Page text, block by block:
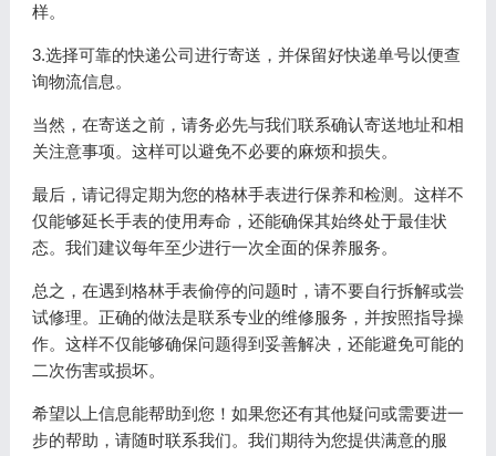
样。
3.选择可靠的快递公司进行寄送，并保留好快递单号以便查
询物流信息。
当然，在寄送之前，请务必先与我们联系确认寄送地址和相
关注意事项。这样可以避免不必要的麻烦和损失。
最后，请记得定期为您的格林手表进行保养和检测。这样不
仅能够延长手表的使用寿命，还能确保其始终处于最佳状
态。我们建议每年至少进行一次全面的保养服务。
总之，在遇到格林手表偷停的问题时，请不要自行拆解或尝
试修理。正确的做法是联系专业的维修服务，并按照指导操
作。这样不仅能够确保问题得到妥善解决，还能避免可能的
二次伤害或损坏。
希望以上信息能帮助到您！如果您还有其他疑问或需要进一
步的帮助，请随时联系我们。我们期待为您提供满意的服